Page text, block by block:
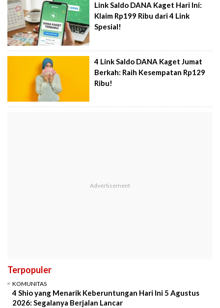
Link Saldo DANA Kaget Hari Ini:
Klaim Rp199 Ribu dari 4 Link
Spesial!
4 Link Saldo DANA Kaget Jumat
Berkah: Raih Kesempatan Rp129
Ribu!
Terpopuler
KOMUNITAS
4 Shio yang Menarik Keberuntungan Hari Ini 5 Agustus
2026: Segalanya Berjalan Lancar